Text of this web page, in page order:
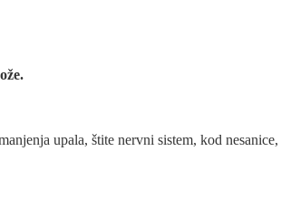
upala, štite nervni sistem, kod nesanice,